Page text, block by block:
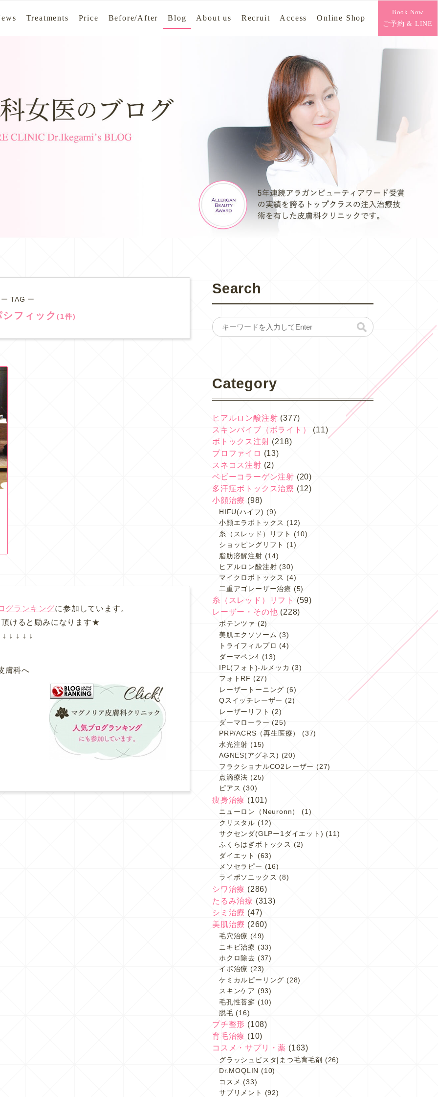
Treatments Price Before/After Blog About us Recruit Access Online Shop
Book Now
ご予約 & LINE
ー TAG ー
フィック (1件)
グランキングに参加しています。
けると励みになります★
↓ ↓ ↓ ↓ ↓
Search
Category
ヒアルロン酸注射 (377)
スキンバイブ（ボライト）
(11)
ボトックス注射 (218)
プロファイロ (13)
スネコス注射 (2)
ベビーコラーゲン注射 (20)
多汗症ボトックス治療 (12)
小顔治療 (98)
HIFU(ハイフ) (9)
小顔エラボトックス (12)
糸（スレッド）リフト
(10)
ショッピングリフト
(1)
脂肪溶解注射 (14)
ヒアルロン酸注射 (30)
マイクロボトックス (4)
二重アゴレーザー治療 (5)
糸（スレッド）リフト
(59)
レーザー・その他 (228)
ポテンツァ (2)
美肌エクソソーム (3)
トライフィルプロ (4)
ダーマペン4 (13)
IPL(フォト)-ルメッカ (3)
フォトRF (27)
レーザートーニング (6)
Qスイッチレーザー (2)
レーザーリフト (2)
ダーマローラー (25)
PRP/ACRS（再生医療）
(37)
水光注射 (15)
AGNES(アグネス) (20)
フラクショナルCO2レーザー (27)
点滴療法 (25)
ピアス (30)
痩身治療 (101)
ニューロン（Neuronn）
(1)
クリスタル (12)
サクセンダ(GLPー1ダイエット) (11)
ふくらはぎボトックス (2)
ダイエット (63)
メソセラピー (16)
ライポソニックス (8)
シワ治療 (286)
たるみ治療 (313)
シミ治療 (47)
美肌治療 (260)
毛穴治療 (49)
ニキビ治療 (33)
ホクロ除去 (37)
イボ治療 (23)
ケミカルピーリング (28)
スキンケア (93)
毛孔性苔癬 (10)
脱毛 (16)
プチ整形 (108)
育毛治療 (10)
コスメ・サプリ・薬 (163)
グラッシュビスタ|まつ毛育毛剤
(26)
Dr.MOQLIN (10)
コスメ (33)
サプリメント
(92)